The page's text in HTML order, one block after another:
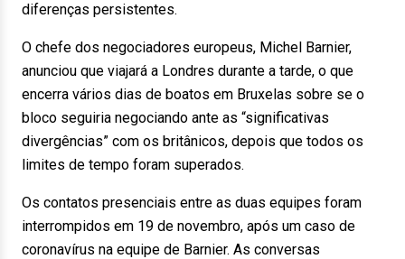
diferenças persistentes.
O chefe dos negociadores europeus, Michel Barnier,
anunciou que viajará a Londres durante a tarde, o que
encerra vários dias de boatos em Bruxelas sobre se o
bloco seguiria negociando ante as “significativas
divergências” com os britânicos, depois que todos os
limites de tempo foram superados.
Os contatos presenciais entre as duas equipes foram
interrompidos em 19 de novembro, após um caso de
coronavírus na equipe de Barnier. As conversas